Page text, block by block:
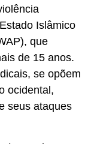
Islâmico
que
de 15 anos.
se opõem
ocidental,
seus ataques